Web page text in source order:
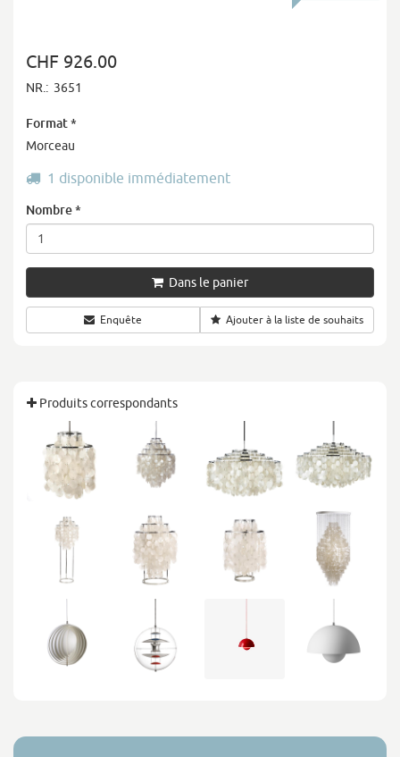
CHF 926.00
NR.: 3651
Format*
Morceau
1 disponible immédiatement
Nombre*
Dans le panier
Enquête Ajouter à la liste de souhaits
Produits correspondants